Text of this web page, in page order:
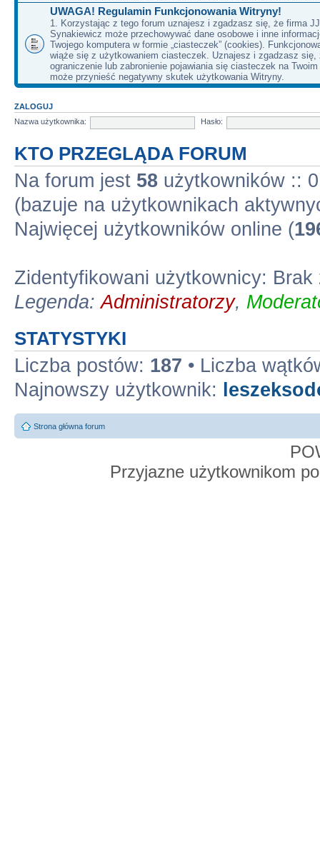
UWAGA! Regulamin Funkcjonowania Witryny!
1. Korzystając z tego forum uznajesz i zgadzasz się, że firma
Synakiewicz może przechowywać dane osobowe i inne
Twojego komputera w formie „ciasteczek” (cookies).
wiąże się z użytkowaniem ciasteczek. Uznajesz i zgadzasz się,
ograniczenie lub zabronienie pojawiania się ciasteczek na
może przynieść negatywny skutek użytkowania Witryny.
ZALOGUJ
Nazwa użytkownika:
Hasło:
KTO PRZEGLĄDA FORUM
Na forum jest 58 użytkowników ::
(bazuje na użytkownikach
Najwięcej użytkowników online (
Zidentyfikowani użytkownicy:
Legenda:Administratorzy,
STATYSTYKI
Liczba postów: 187 • Liczba
Najnowszy użytkownik:
Strona główna forum
Przyjazne użytkownikom